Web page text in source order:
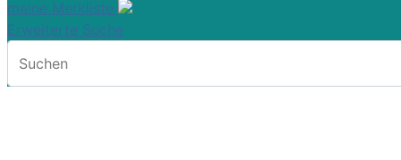
meine Merkliste
Erweiterte Suche
Reiten durch Pommerns weite